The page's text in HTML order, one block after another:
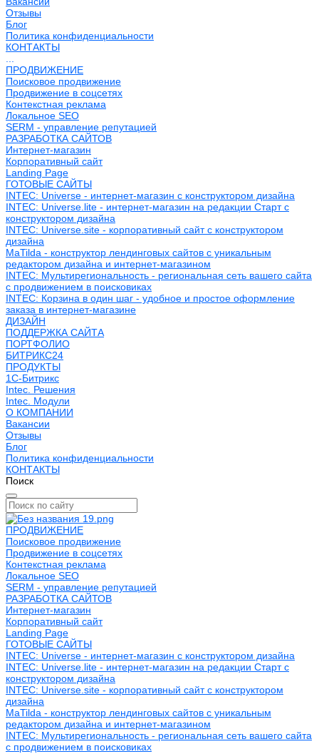
Отзывы
Блог
Политика конфиденциальности
КОНТАКТЫ
ПРОДВИЖЕНИЕ
Поисковое продвижение
Продвижение в соцсетях
Контекстная реклама
Локальное SEO
SERM - управление репутацией
РАЗРАБОТКА САЙТОВ
Интернет-магазин
Корпоративный сайт
Landing Page
ГОТОВЫЕ САЙТЫ
INTEC: Universe - интернет-магазин с конструктором дизайна
INTEC: Universe.lite - интернет-магазин на редакции Старт с
конструктором дизайна
INTEC: Universe.site - корпоративный сайт с конструктором
дизайна
MaTilda - конструктор лендинговых сайтов с уникальным
редактором дизайна и интернет-магазином
INTEC: Мультирегиональность - региональная сеть вашего сайта
с продвижением в поисковиках
INTEC: Корзина в один шаг - удобное и простое оформление
заказа в интернет-магазине
ДИЗАЙН
ПОДДЕРЖКА САЙТА
ПОРТФОЛИО
БИТРИКС24
ПРОДУКТЫ
1С-Битрикс
Intec. Решения
Intec. Модули
О КОМПАНИИ
Вакансии
Отзывы
Блог
Политика конфиденциальности
КОНТАКТЫ
Поиск
ПРОДВИЖЕНИЕ
Поисковое продвижение
Продвижение в соцсетях
Контекстная реклама
Локальное SEO
SERM - управление репутацией
РАЗРАБОТКА САЙТОВ
Интернет-магазин
Корпоративный сайт
Landing Page
ГОТОВЫЕ САЙТЫ
INTEC: Universe - интернет-магазин с конструктором дизайна
INTEC: Universe.lite - интернет-магазин на редакции Старт с
конструктором дизайна
INTEC: Universe.site - корпоративный сайт с конструктором
дизайна
MaTilda - конструктор лендинговых сайтов с уникальным
редактором дизайна и интернет-магазином
INTEC: Мультирегиональность - региональная сеть вашего сайта
с продвижением в поисковиках